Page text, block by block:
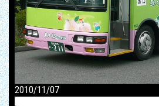
2010/11/07